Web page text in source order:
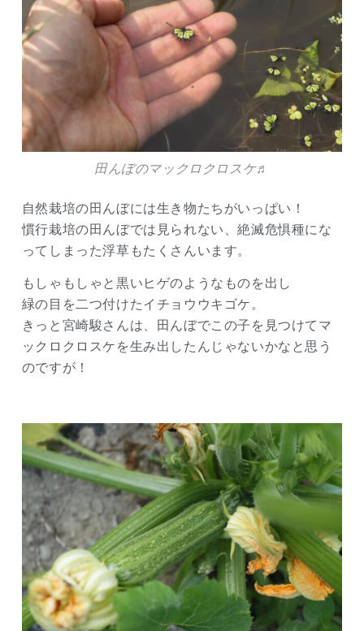
田んぼのマックロクロスケ♬
自然栽培の田んぼには生き物たちがいっぱい！
慣行栽培の田んぼでは見られない、絶滅危惧種にな
ってしまった浮草もたくさんいます。
もしゃもしゃと黒いヒゲのようなものを出し
緑の目を二つ付けたイチョウウキゴケ。
きっと宮崎駿さんは、田んぼでこの子を見つけてマ
ックロクロスケを生み出したんじゃないかなと思う
のですが！